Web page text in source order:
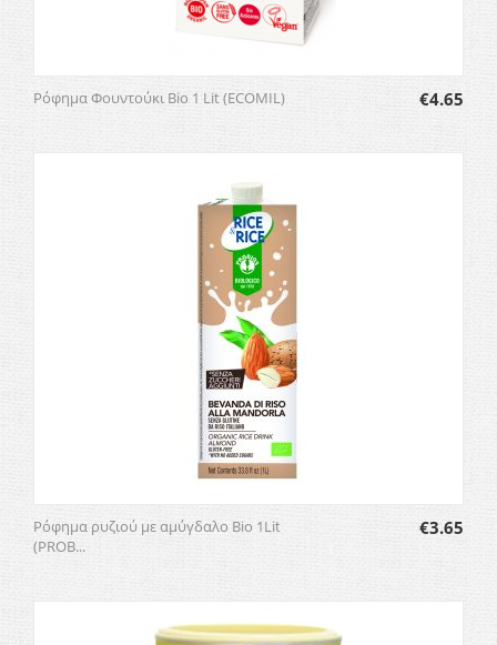
Ρόφημα Φουντούκι Bio 1 Lit (ECOMIL) €4.65
Ρόφημα ρυζιού με αμύγδαλο Bio 1Lit
(PROB...
€3.65